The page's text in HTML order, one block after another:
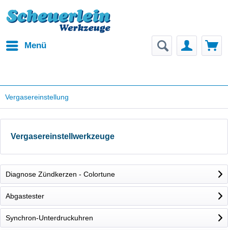
Menü
Vergasereinstellung
Vergasereinstellwerkzeuge
Diagnose Zündkerzen - Colortune
Abgastester
Synchron-Unterdruckuhren